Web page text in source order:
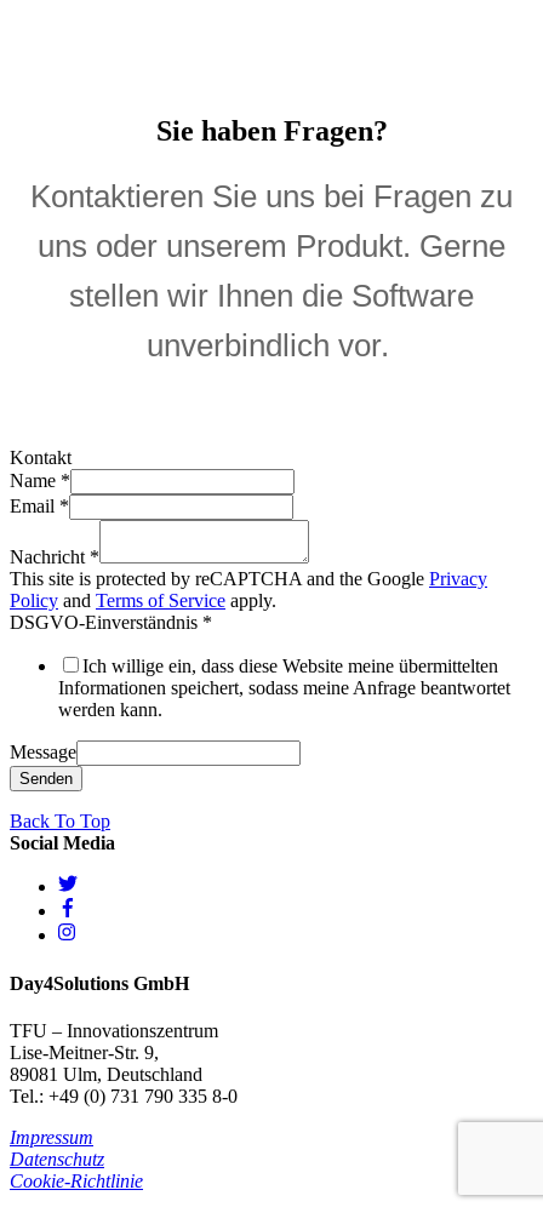
Sie haben Fragen?
Kontaktieren Sie uns bei Fragen zu
uns oder unserem Produkt. Gerne
stellen wir Ihnen die Software
unverbindlich vor.
Kontakt
Name *
Email *
Nachricht *
This site is protected by reCAPTCHA and the Google Privacy
Policy and Terms of Service apply.
DSGVO-Einverständnis *
Ich willige ein, dass diese Website meine übermittelten
Informationen speichert, sodass meine Anfrage beantwortet
werden kann.
Message
Senden
Back To Top
Social Media
Day4Solutions GmbH
TFU – Innovationszentrum
Lise-Meitner-Str. 9,
89081 Ulm, Deutschland
Tel.: +49 (0) 731 790 335 8-0
Impressum
Datenschutz
Cookie-Richtlinie